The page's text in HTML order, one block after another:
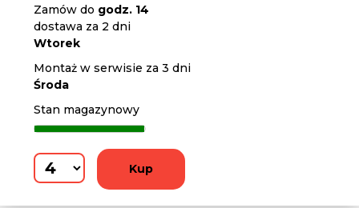
Zamów do godz. 14
dostawa za 2 dni
Wtorek
Montaż w serwisie za 3 dni
Środa
Stan magazynowy
Kup